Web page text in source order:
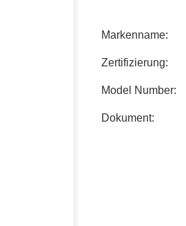
Markenname:
Zertifizierung:
Model Number:
Dokument: